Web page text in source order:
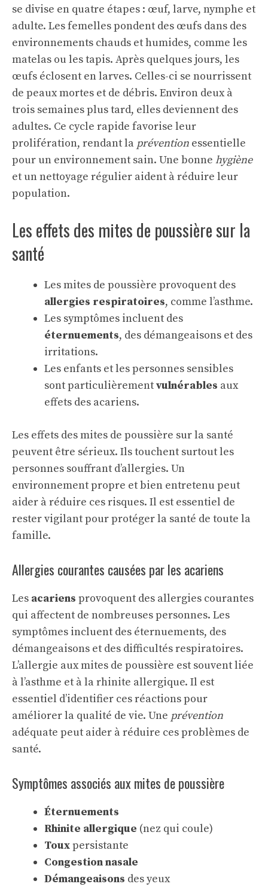
se divise en quatre étapes : œuf, larve, nymphe et
adulte. Les femelles pondent des œufs dans des
environnements chauds et humides, comme les
matelas ou les tapis. Après quelques jours, les
œufs éclosent en larves. Celles-ci se nourrissent
de peaux mortes et de débris. Environ deux à
trois semaines plus tard, elles deviennent des
adultes. Ce cycle rapide favorise leur
prolifération, rendant la prévention essentielle
pour un environnement sain. Une bonne hygiène
et un nettoyage régulier aident à réduire leur
population.
Les effets des mites de poussière sur la
santé
Les mites de poussière provoquent des
allergies respiratoires, comme l’asthme.
Les symptômes incluent des
éternuements, des démangeaisons et des
irritations.
Les enfants et les personnes sensibles
sont particulièrementvulnérables aux
effets des acariens.
Les effets des mites de poussière sur la santé
peuvent être sérieux. Ils touchent surtout les
personnes souffrant d’allergies. Un
environnement propre et bien entretenu peut
aider à réduire ces risques. Il est essentiel de
rester vigilant pour protéger la santé de toute la
famille.
Allergies courantes causées par les acariens
Les acariens provoquent des allergies courantes
qui affectent de nombreuses personnes. Les
symptômes incluent des éternuements, des
démangeaisons et des difficultés respiratoires.
L’allergie aux mites de poussière est souvent liée
à l’asthme et à la rhinite allergique. Il est
essentiel d’identifier ces réactions pour
améliorer la qualité de vie. Une prévention
adéquate peut aider à réduire ces problèmes de
santé.
Symptômes associés aux mites de poussière
Éternuements
Rhinite allergique (nez qui coule)
Touxpersistante
Congestion nasale
Démangeaisons des yeux